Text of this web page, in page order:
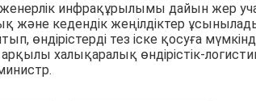
инфрақұрылымы дайын жер
және кедендік жеңілдіктер
өндірістерді тез іске қосуға
халықаралық өндірістік-